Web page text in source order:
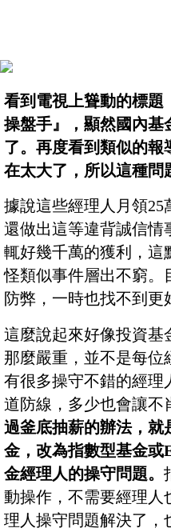
看到電視上聳動的標題
操盤手』，顯然國內基
了。再度看到類似的報
在太大了，所以這種問
據說這些經理人月領25
還做出這等違背誠信情
輒好幾千萬的獲利，這
怪類似事件層出不窮。
防弊，一時也找不到更
這麼說起來好像投資基
那麼嚴重，並不是每位
有很多操守不錯的經理
道防線，多少也會讓不
過釜底抽薪的辦法，就
金，改為指數型基金或
金經理人的操守問題。
動操作，不需要經理人
理人操守問題解決了，